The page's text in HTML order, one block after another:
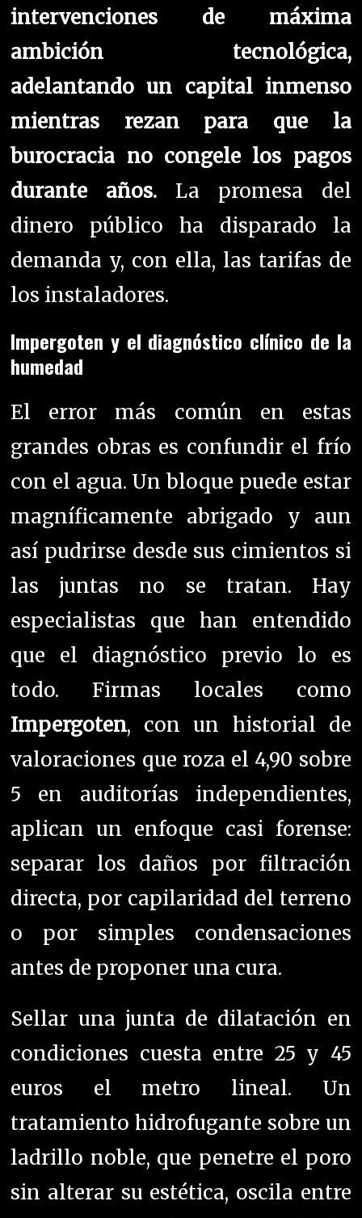
intervenciones de máxima
ambición tecnológica,
adelantando un capital inmenso
mientras rezan para que la
burocracia no congele los pagos
durante años. La promesa del
dinero público ha disparado la
demanda y, con ella, las tarifas de
los instaladores.
Impergoten y el diagnóstico clínico de la
humedad
El error más común en estas
grandes obras es confundir el frío
con el agua. Un bloque puede estar
magníficamente abrigado y aun
así pudrirse desde sus cimientos si
las juntas no se tratan. Hay
especialistas que han entendido
que el diagnóstico previo lo es
todo. Firmas locales como
Impergoten, con un historial de
valoraciones que roza el 4,90 sobre
5 en auditorías independientes,
aplican un enfoque casi forense:
separar los daños por filtración
directa, por capilaridad del terreno
o por simples condensaciones
antes de proponer una cura.
Sellar una junta de dilatación en
condiciones cuesta entre 25 y 45
euros el metro lineal. Un
tratamiento hidrofugante sobre un
ladrillo noble, que penetre el poro
sin alterar su estética, oscila entre